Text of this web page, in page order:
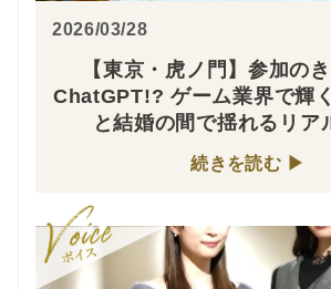
2026/03/28
【東京・虎ノ門】参加の
ChatGPT!? ゲーム業界で輝
と結婚の間で揺れるリア
続きを読む